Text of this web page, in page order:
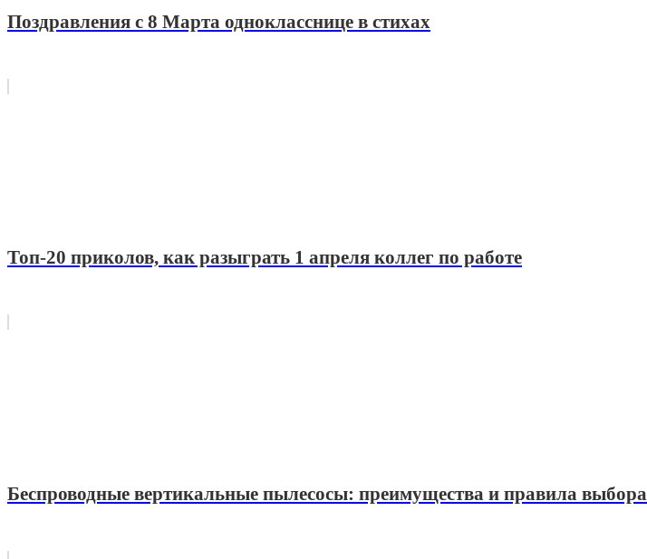
Поздравления с 8 Марта однокласснице в стихах
Топ-20 приколов, как разыграть 1 апреля коллег по работе
Беспроводные вертикальные пылесосы: преимущества и правила выбора